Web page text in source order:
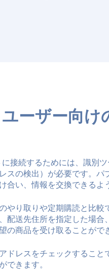
ーザー向け
接続するためには、識別
スの検出）が必要です。パ
合い、情報を交換できるよ
やり取りや定期購読と比較
配送先住所を指定した場合
の商品を受け取ることがで
ドレスをチェックすること
できます。